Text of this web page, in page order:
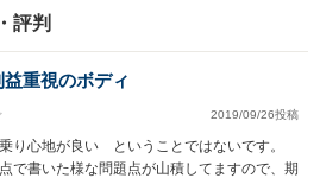
評判
重視のボディ
2019/09/26投稿
り心地が良い ということではないです。
で書いた様な問題点が山積してますので、期